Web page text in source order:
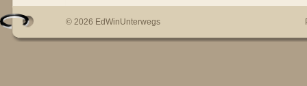
© 2026 EdWinUnterwegs